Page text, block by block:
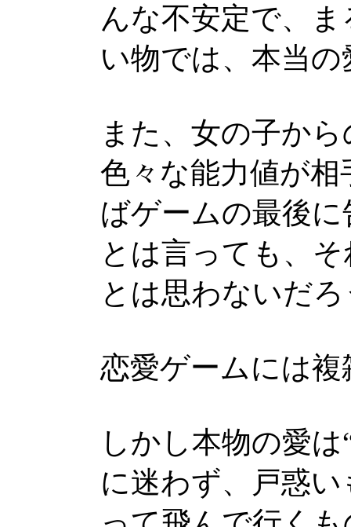
んな不安定で、
い物では、本当
また、女の子か
色々な能力値が
ばゲームの最後
とは言っても、
とは思わないだ
恋愛ゲームには
しかし本物の愛
に迷わず、戸惑